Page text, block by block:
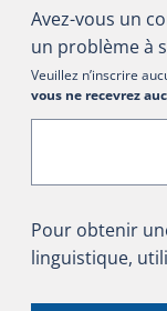
Avez-vous un
un problème à
Veuillez n’inscrire
vous ne recevrez
Pour obtenir
linguistique,